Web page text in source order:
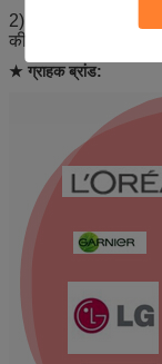
2)। कुशल श्रमिकों
की देखभाल करते हैं;
★ ग्राहक ब्रांड: